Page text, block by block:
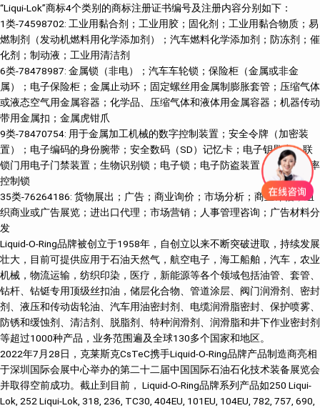
“Liqui-Lok”商标4个类别的商标注册证书编号及注册内容分别如下：
1类-74598702: 工业用黏合剂；工业用胶；固化剂；工业用黏合物质；易
燃制剂（发动机燃料用化学添加剂）；汽车燃料化学添加剂；防冻剂；催
化剂；制动液；工业用清洁剂
6类-78478987: 金属锁（非电）；汽车车轮锁；保险柜（金属或非金
属）；电子保险柜；金属止动环；固定螺丝用金属制膨胀套管；压缩气体
或液态空气用金属容器；化学品、压缩气体和液体用金属容器；机器传动
带用金属扣；金属虎钳爪
9类-78470754: 用于金属加工机械的数字控制装置；安全令牌（加密装
置）；电子编码的身份腕带；安全数码（SD）记忆卡；电子钥匙卡；联
锁门用电子门禁装置；生物识别锁；电子锁；电子防盗装置；无线电频率
控制锁
35类-76264186: 货物展出；广告；商业询价；市场分析；商业评估；组
织商业或广告展览；进出口代理；市场营销；人事管理咨询；广告材料分
发
Liquid-O-Ring品牌被创立于1958年，自创立以来不断突破进取，持续发展
壮大，目前可提供应用于石油天然气，航空电子，海工船舶，汽车，农业
机械，物流运输，纺织印染，医疗，新能源等各个领域包括油管、套管、
钻杆、钻铤专用顶级丝扣油，储层化合物、管道涂层、阀门润滑剂、密封
剂、液压和传动齿轮油、汽车用油密封剂、电缆润滑脂密封、保护喷雾、
防锈和缓蚀剂、清洁剂、脱脂剂、特种润滑剂、润滑脂和井下作业密封剂
等超过1000种产品，业务范围遍及全球130多个国家和地区。
2022年7月28日，克莱斯克CsTeC携手Liquid-O-Ring品牌产品制造商亮相
于深圳国际会展中心举办的第二十二届中国国际石油石化技术装备展览会
并取得空前成功。截止到目前， Liquid-O-Ring品牌系列产品如250 Liqui-
Lok, 252 Liqui-Lok, 318, 236, TC30, 404EU, 101EU, 104EU, 782, 757, 690,